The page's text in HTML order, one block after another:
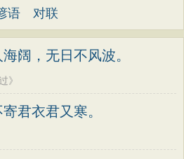
塞 柳树
感 田园 写云
庐山
子
子 说苑 列子
浑 罗隐 贯休
韦庄
祜 王建 晏殊
岳飞
观
峤 赵嘏 贺铸
朝 元代
语 对联
阔，无日不风波。
》
君衣君又寒。